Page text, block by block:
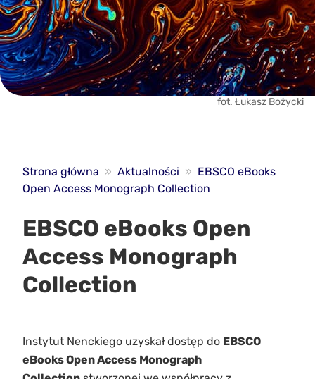
fot. Łukasz Bożycki
Strona główna » Aktualności » EBSCO eBooks
Open Access Monograph Collection
EBSCO eBooks Open
Access Monograph
Collection
Instytut Nenckiego uzyskał dostęp do EBSCO
eBooks Open Access Monograph